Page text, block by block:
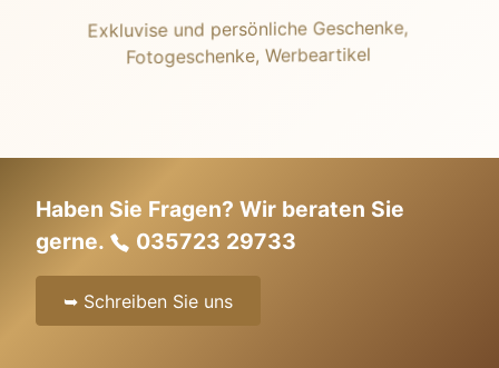
Exkluvise und persönliche Geschenke,
Fotogeschenke, Werbeartikel
Haben Sie Fragen? Wir beraten Sie
gerne.
035723 29733
➥ Schreiben Sie uns